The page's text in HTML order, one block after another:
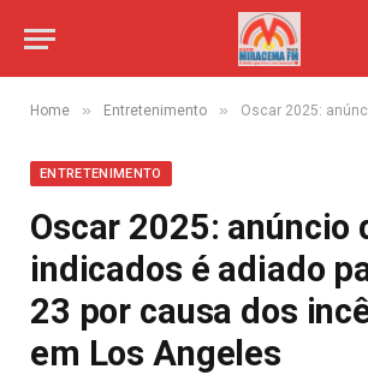
Home » Entretenimento » Oscar 2025: anúncio de indicados é adiado
ENTRETENIMENTO
Oscar 2025: anúncio
indicados é adiado
23 por causa dos
em Los Angeles